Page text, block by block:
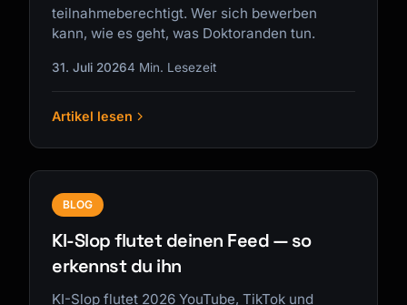
teilnahmeberechtigt. Wer sich bewerben
kann, wie es geht, was Doktoranden tun.
31. Juli 20264 Min. Lesezeit
Artikel lesen
BLOG
KI-Slop flutet deinen Feed — so
erkennst du ihn
KI-Slop flutet 2026 YouTube, TikTok und